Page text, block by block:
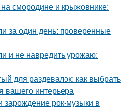
смородине и крыжовнике:
за один день: проверенные
и не навредить урожаю:
для раздевалок: как выбрать
вашего интерьера
зарождение рок-музыки в